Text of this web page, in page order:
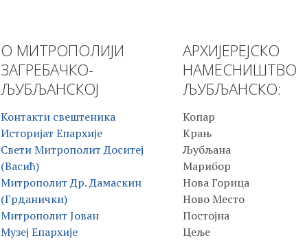
О МИТРОПОЛИЈИ
ЗАГРЕБАЧКО-
ЉУБЉАНСКОЈ
Контакти свештеника
Историјат Епархије
Свети Митрополит Доситеј
(Васић)
Митрополит Др. Дамаскин
(Грданички)
Митрополит Јован
Музеј Епархије
АРХИЈЕРЕЈСКО
НАМЕСНИШТВО
ЉУБЉАНСКО:
Копар
Крањ
Љубљана
Марибор
Нова Горица
Ново Место
Постојна
Цеље